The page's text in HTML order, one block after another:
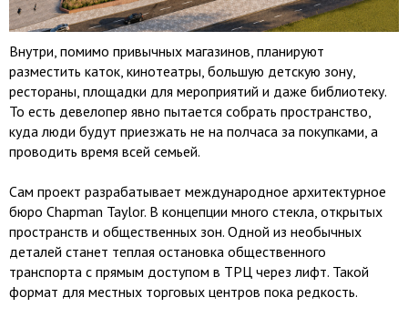
Внутри, помимо привычных магазинов, планируют
разместить каток, кинотеатры, большую детскую зону,
рестораны, площадки для мероприятий и даже библиотеку.
То есть девелопер явно пытается собрать пространство,
куда люди будут приезжать не на полчаса за покупками, а
проводить время всей семьей.
Сам проект разрабатывает международное архитектурное
бюро Chapman Taylor. В концепции много стекла, открытых
пространств и общественных зон. Одной из необычных
деталей станет теплая остановка общественного
транспорта с прямым доступом в ТРЦ через лифт. Такой
формат для местных торговых центров пока редкость.